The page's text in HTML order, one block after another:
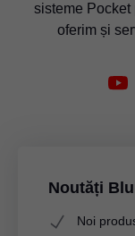
sisteme Pocket
oferim și
Noutăți
Noi